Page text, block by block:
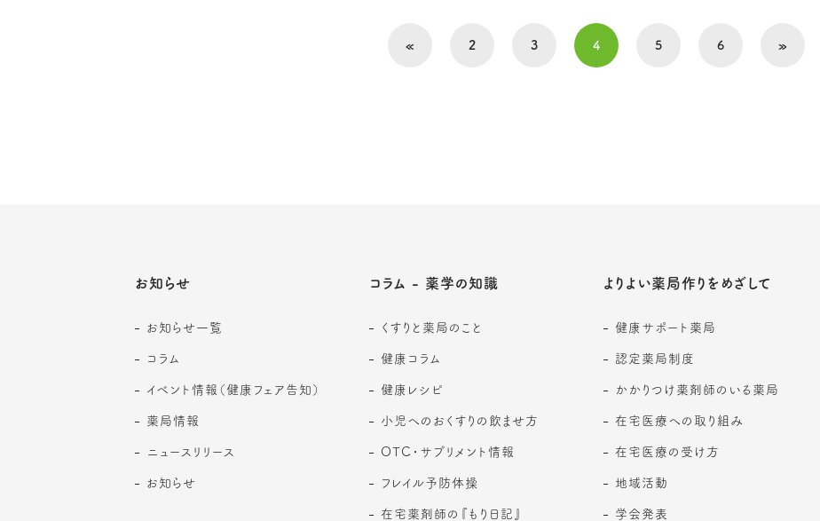
« 2 3 4 5 6 »
お知らせ
お知らせ一覧
コラム
イベント情報（健康フェア告知）
薬局情報
ニュースリリース
お知らせ
コラム - 薬学の知識
くすりと薬局のこと
健康コラム
健康レシピ
小児へのおくすりの飲ませ方
OTC・サプリメント情報
フレイル予防体操
在宅薬剤師の『もり日記』
よりよい薬局作りをめざして
健康サポート薬局
認定薬局制度
かかりつけ薬剤師のいる薬局
在宅医療への取り組み
在宅医療の受け方
地域活動
学会発表